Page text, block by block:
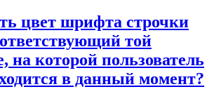
цвет шрифта строчки
той
на которой пользователь
в данный момент?